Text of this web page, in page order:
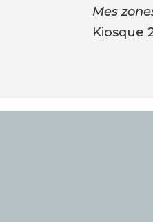
Mes
Kiosque